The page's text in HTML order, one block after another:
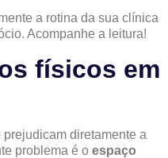
a rotina da sua clínica
Acompanhe a leitura!
físicos em
diretamente a
problema é oespaço